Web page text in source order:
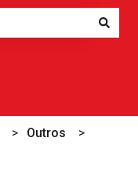
Outros